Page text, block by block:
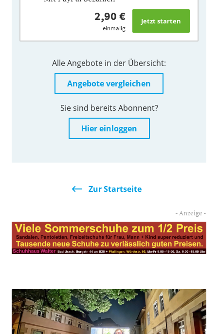
2,90 €
einmalig
Alle Angebote in der Übersicht:
Angebote vergleichen
Sie sind bereits Abonnent?
Hier einloggen
Zur Startseite